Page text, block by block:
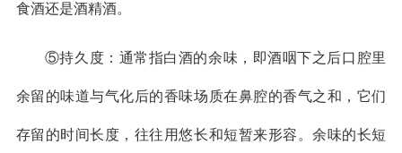
食酒还是酒精酒。
⑤持久度：通常指白酒的余味，即酒咽下之后口腔里
余留的味道与气化后的香味场质在鼻腔的香气之和，它们
存留的时间长度，往往用悠长和短暂来形容。余味的长短